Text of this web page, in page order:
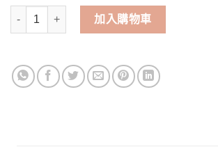
砰砰法師-安卓-手遊代儲值 | 碧哥手遊代儲網 數量
加入購物車